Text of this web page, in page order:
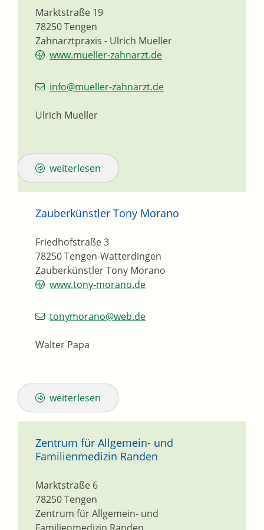
Zahnarztpraxis - Ulrich Mueller
Marktstraße 19
78250Tengen
www.mueller-zahnarzt.de
info@mueller-zahnarzt.de
Ulrich Mueller
weiterlesen
Zauberkünstler Tony Morano
Zauberkünstler Tony Morano
Friedhofstraße 3
78250Tengen-Watterdingen
www.tony-morano.de
tonymorano@web.de
Walter Papa
weiterlesen
Zentrum für Allgemein- und
Familienmedizin Randen
Zentrum für Allgemein- und
Marktstraße 6
78250Tengen